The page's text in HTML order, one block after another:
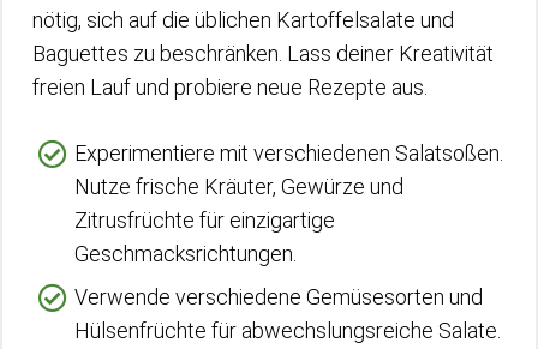
nötig, sich auf die üblichen Kartoffelsalate und
Baguettes zu beschränken. Lass deiner Kreativität
freien Lauf und probiere neue Rezepte aus.
Experimentiere mit verschiedenen Salatsoßen.
Nutze frische Kräuter, Gewürze und
Zitrusfrüchte für einzigartige
Geschmacksrichtungen.
Verwende verschiedene Gemüsesorten und
Hülsenfrüchte für abwechslungsreiche Salate.